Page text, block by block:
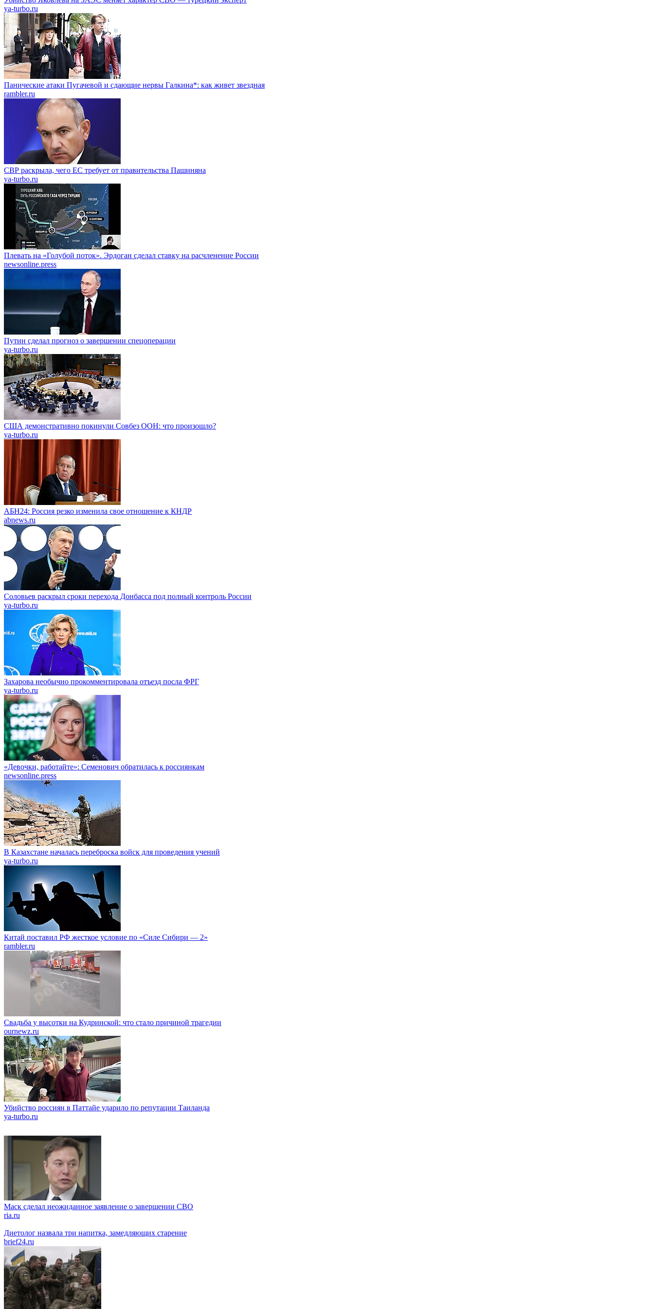
ya-turbo.ru
Панические атаки Пугачевой и сдающие нервы Галкина*: как живет звездная
rambler.ru
СВР раскрыла, чего ЕС требует от правительства Пашиняна
ya-turbo.ru
Плевать на «Голубой поток». Эрдоган сделал ставку на расчленение России
newsonline.press
Путин сделал прогноз о завершении спецоперации
ya-turbo.ru
США демонстративно покинули Совбез ООН: что произошло?
ya-turbo.ru
АБН24: Россия резко изменила свое отношение к КНДР
abnews.ru
Соловьев раскрыл сроки перехода Донбасса под полный контроль России
ya-turbo.ru
Захарова необычно прокомментировала отъезд посла ФРГ
ya-turbo.ru
«Девочки, работайте»: Семенович обратилась к россиянкам
newsonline.press
В Казахстане началась переброска войск для проведения учений
ya-turbo.ru
Китай поставил РФ жесткое условие по «Силе Сибири — 2»
rambler.ru
Свадьба у высотки на Кудринской: что стало причиной трагедии
ournewz.ru
Убийство россиян в Паттайе ударило по репутации Таиланда
ya-turbo.ru
Маск сделал неожиданное заявление о завершении СВО
ria.ru
Диетолог назвала три напитка, замедляющих старение
brief24.ru